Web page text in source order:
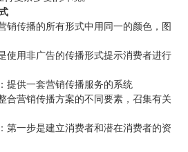
传播的所有形式中用同一的颜色，图
用非广告的传播形式提示消费者进行
供一套营销传播服务的系统
营销传播方案的不同要素，召集有关
一步是建立消费者和潜在消费者的资